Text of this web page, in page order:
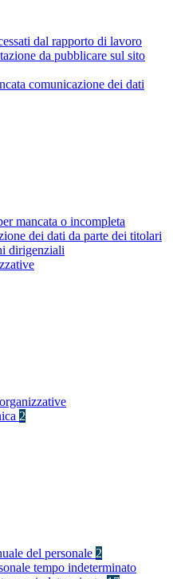
dal rapporto di lavoro
da pubblicare sul sito
comunicazione dei dati
mancata o incompleta
dei dati da parte dei titolari
dirigenziali
2
del personale 2
tempo indeterminato